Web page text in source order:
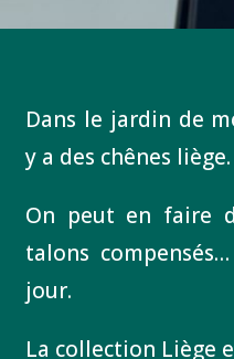
Dans le jardin de
y a des chênes liège.
On peut en faire
talons
jour.
La collection Liège